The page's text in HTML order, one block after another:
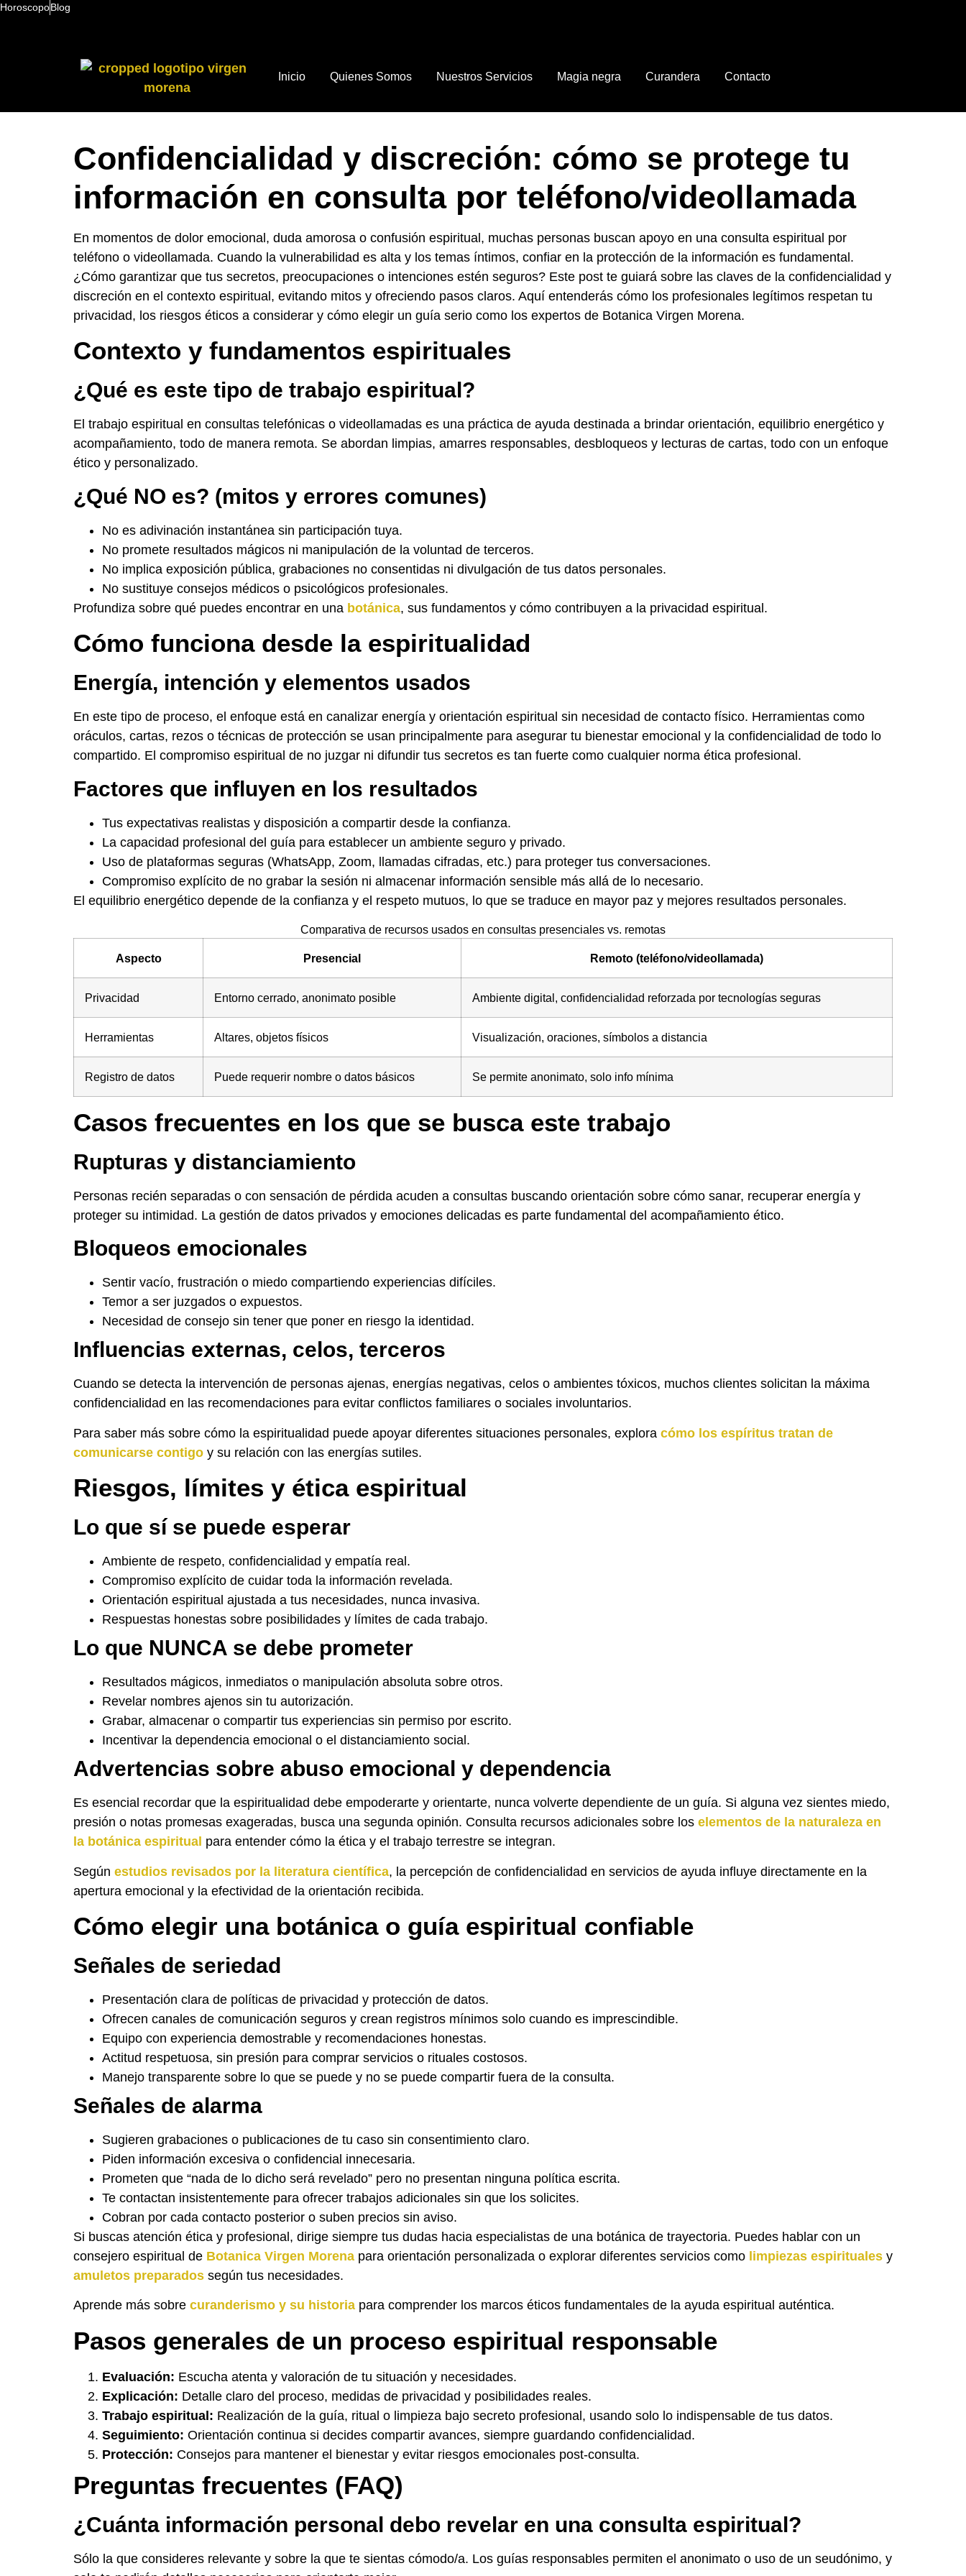
HoroscopoBlog
Inicio Quienes Somos Nuestros Servicios Magia negra Curandera Contacto
Confidencialidad y discreción: cómo se protege tu
información en consulta por teléfono/videollamada
En momentos de dolor emocional, duda amorosa o confusión espiritual, muchas personas buscan apoyo en una consulta espiritual por
teléfono o videollamada. Cuando la vulnerabilidad es alta y los temas íntimos, confiar en la protección de la información es fundamental.
¿Cómo garantizar que tus secretos, preocupaciones o intenciones estén seguros? Este post te guiará sobre las claves de la confidencialidad y
discreción en el contexto espiritual, evitando mitos y ofreciendo pasos claros. Aquí entenderás cómo los profesionales legítimos respetan tu
privacidad, los riesgos éticos a considerar y cómo elegir un guía serio como los expertos de Botanica Virgen Morena.
Contexto y fundamentos espirituales
¿Qué es este tipo de trabajo espiritual?
El trabajo espiritual en consultas telefónicas o videollamadas es una práctica de ayuda destinada a brindar orientación, equilibrio energético y
acompañamiento, todo de manera remota. Se abordan limpias, amarres responsables, desbloqueos y lecturas de cartas, todo con un enfoque
ético y personalizado.
¿Qué NO es? (mitos y errores comunes)
No es adivinación instantánea sin participación tuya.
No promete resultados mágicos ni manipulación de la voluntad de terceros.
No implica exposición pública, grabaciones no consentidas ni divulgación de tus datos personales.
No sustituye consejos médicos o psicológicos profesionales.
Profundiza sobre qué puedes encontrar en una botánica, sus fundamentos y cómo contribuyen a la privacidad espiritual.
Cómo funciona desde la espiritualidad
Energía, intención y elementos usados
En este tipo de proceso, el enfoque está en canalizar energía y orientación espiritual sin necesidad de contacto físico. Herramientas como
oráculos, cartas, rezos o técnicas de protección se usan principalmente para asegurar tu bienestar emocional y la confidencialidad de todo lo
compartido. El compromiso espiritual de no juzgar ni difundir tus secretos es tan fuerte como cualquier norma ética profesional.
Factores que influyen en los resultados
Tus expectativas realistas y disposición a compartir desde la confianza.
La capacidad profesional del guía para establecer un ambiente seguro y privado.
Uso de plataformas seguras (WhatsApp, Zoom, llamadas cifradas, etc.) para proteger tus conversaciones.
Compromiso explícito de no grabar la sesión ni almacenar información sensible más allá de lo necesario.
El equilibrio energético depende de la confianza y el respeto mutuos, lo que se traduce en mayor paz y mejores resultados personales.
Comparativa de recursos usados en consultas presenciales vs. remotas
Aspecto Presencial Remoto (teléfono/videollamada)
Privacidad Entorno cerrado, anonimato posible Ambiente digital, confidencialidad reforzada por tecnologías seguras
Herramientas Altares, objetos físicos Visualización, oraciones, símbolos a distancia
Registro de datos Puede requerir nombre o datos básicos Se permite anonimato, solo info mínima
Casos frecuentes en los que se busca este trabajo
Rupturas y distanciamiento
Personas recién separadas o con sensación de pérdida acuden a consultas buscando orientación sobre cómo sanar, recuperar energía y
proteger su intimidad. La gestión de datos privados y emociones delicadas es parte fundamental del acompañamiento ético.
Bloqueos emocionales
Sentir vacío, frustración o miedo compartiendo experiencias difíciles.
Temor a ser juzgados o expuestos.
Necesidad de consejo sin tener que poner en riesgo la identidad.
Influencias externas, celos, terceros
Cuando se detecta la intervención de personas ajenas, energías negativas, celos o ambientes tóxicos, muchos clientes solicitan la máxima
confidencialidad en las recomendaciones para evitar conflictos familiares o sociales involuntarios.
Para saber más sobre cómo la espiritualidad puede apoyar diferentes situaciones personales, explora cómo los espíritus tratan de
comunicarse contigo y su relación con las energías sutiles.
Riesgos, límites y ética espiritual
Lo que sí se puede esperar
Ambiente de respeto, confidencialidad y empatía real.
Compromiso explícito de cuidar toda la información revelada.
Orientación espiritual ajustada a tus necesidades, nunca invasiva.
Respuestas honestas sobre posibilidades y límites de cada trabajo.
Lo que NUNCA se debe prometer
Resultados mágicos, inmediatos o manipulación absoluta sobre otros.
Revelar nombres ajenos sin tu autorización.
Grabar, almacenar o compartir tus experiencias sin permiso por escrito.
Incentivar la dependencia emocional o el distanciamiento social.
Advertencias sobre abuso emocional y dependencia
Es esencial recordar que la espiritualidad debe empoderarte y orientarte, nunca volverte dependiente de un guía. Si alguna vez sientes miedo,
presión o notas promesas exageradas, busca una segunda opinión. Consulta recursos adicionales sobre los elementos de la naturaleza en
la botánica espiritual para entender cómo la ética y el trabajo terrestre se integran.
Según estudios revisados por la literatura científica, la percepción de confidencialidad en servicios de ayuda influye directamente en la
apertura emocional y la efectividad de la orientación recibida.
Cómo elegir una botánica o guía espiritual confiable
Señales de seriedad
Presentación clara de políticas de privacidad y protección de datos.
Ofrecen canales de comunicación seguros y crean registros mínimos solo cuando es imprescindible.
Equipo con experiencia demostrable y recomendaciones honestas.
Actitud respetuosa, sin presión para comprar servicios o rituales costosos.
Manejo transparente sobre lo que se puede y no se puede compartir fuera de la consulta.
Señales de alarma
Sugieren grabaciones o publicaciones de tu caso sin consentimiento claro.
Piden información excesiva o confidencial innecesaria.
Prometen que “nada de lo dicho será revelado” pero no presentan ninguna política escrita.
Te contactan insistentemente para ofrecer trabajos adicionales sin que los solicites.
Cobran por cada contacto posterior o suben precios sin aviso.
Si buscas atención ética y profesional, dirige siempre tus dudas hacia especialistas de una botánica de trayectoria. Puedes hablar con un
consejero espiritual de Botanica Virgen Morena para orientación personalizada o explorar diferentes servicios como limpiezas espirituales y
amuletos preparados según tus necesidades.
Aprende más sobre curanderismo y su historia para comprender los marcos éticos fundamentales de la ayuda espiritual auténtica.
Pasos generales de un proceso espiritual responsable
Evaluación: Escucha atenta y valoración de tu situación y necesidades.
Explicación: Detalle claro del proceso, medidas de privacidad y posibilidades reales.
Trabajo espiritual: Realización de la guía, ritual o limpieza bajo secreto profesional, usando solo lo indispensable de tus datos.
Seguimiento: Orientación continua si decides compartir avances, siempre guardando confidencialidad.
Protección: Consejos para mantener el bienestar y evitar riesgos emocionales post-consulta.
Preguntas frecuentes (FAQ)
¿Cuánta información personal debo revelar en una consulta espiritual?
Sólo la que consideres relevante y sobre la que te sientas cómodo/a. Los guías responsables permiten el anonimato o uso de un seudónimo, y